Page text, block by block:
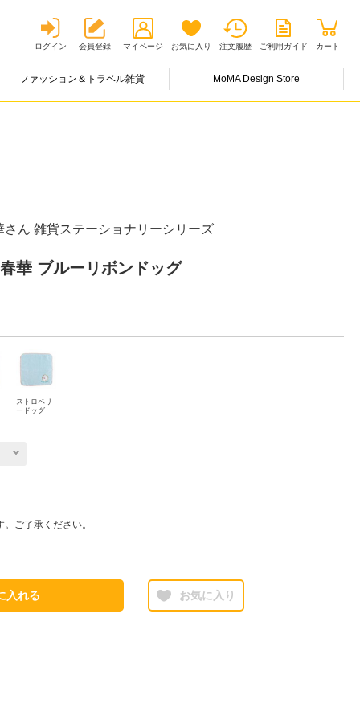
ログイン 会員登録 マイページ お気に入り 注文履歴 ご利用ガイド カート
ファッション＆トラベル雑貨 MoMA Design Store
ん 雑貨ステーショナリーシリーズ
華 ブルーリボンドッグ
ストロベリ
ードッグ
ご了承ください。
入れる お気に入り